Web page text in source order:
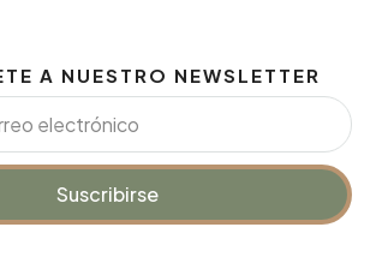
A NUESTRO NEWSLETTER
Suscribirse